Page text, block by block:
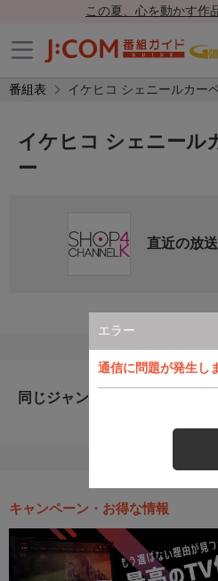
この夏、心を動かす作
番組表 イケヒコ シェニールカー
エラー
通信に問題が発生し
イケヒコ シェニール
ー
直近の放
同じジャンルのおすすめ番組
キャンペーン・お得な情報